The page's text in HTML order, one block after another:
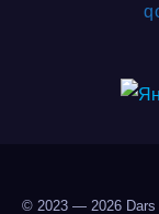
© 2023 — 2026Dars